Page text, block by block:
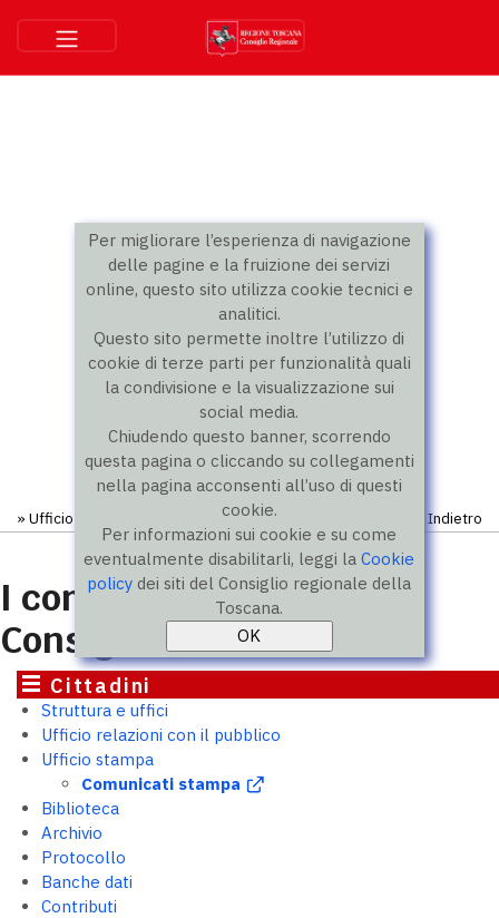
Per migliorare l’esperienza di navigazione
delle pagine e la fruizione dei servizi
online, questo sito utilizza cookie tecnici e
analitici.
Questo sito permette inoltre l’utilizzo di
cookie di terze parti per funzionalità quali
la condivisione e la visualizzazione sui
social media.
Chiudendo questo banner, scorrendo
questa pagina o cliccando su collegamenti
nella pagina acconsenti all’uso di questi
cookie.
Per informazioni sui cookie e su come
eventualmente disabilitarli, leggi laCookie
policy dei siti del Consiglio regionale della
Toscana.
» Ufficio stampa Indietro
I comunicati stampa del
Consiglio
Cittadini
Struttura e uffici
Ufficio relazioni con il pubblico
Ufficio stampa
Comunicati stampa
Biblioteca
Archivio
Protocollo
Banche dati
Contributi